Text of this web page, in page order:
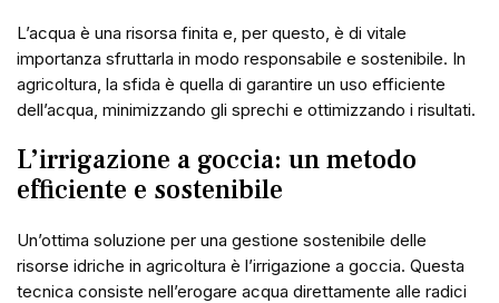
L’acqua è una risorsa finita e, per questo, è di vitale
importanza sfruttarla in modo responsabile e sostenibile. In
agricoltura, la sfida è quella di garantire un uso efficiente
dell’acqua, minimizzando gli sprechi e ottimizzando i risultati.
L’irrigazione a goccia: un metodo
efficiente e sostenibile
Un’ottima soluzione per una gestione sostenibile delle
risorse idriche in agricoltura è l’irrigazione a goccia. Questa
tecnica consiste nell’erogare acqua direttamente alle radici